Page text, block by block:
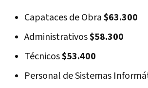
Capataces de Obra$63.300
Administrativos$58.300
Técnicos$53.400
Personal de Sistemas